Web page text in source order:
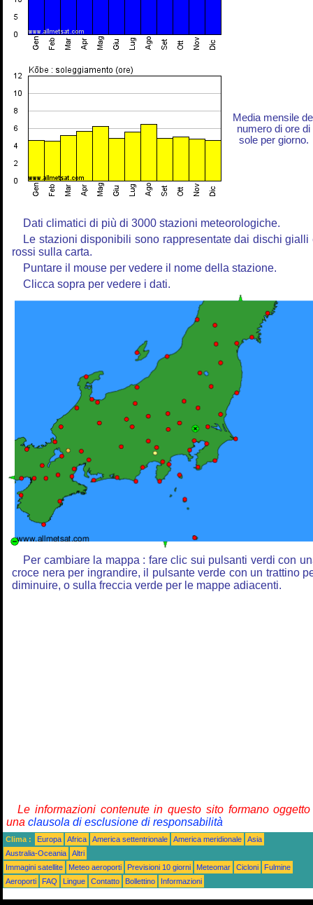
Media mensile
numero di ore di
sole per giorno.
Dati climatici di più di 3000 stazioni meteorologiche.
Le stazioni disponibili sono rappresentate dai dischi gialli
rossi sulla carta.
Puntare il mouse per vedere il nome della stazione.
Clicca sopra per vedere i dati.
Per cambiare la mappa : fare clic sui pulsanti verdi con
croce nera per ingrandire, il pulsante verde con un trattino
diminuire, o sulla freccia verde per le mappe adiacenti.
Le informazioni contenute in questo sito formano
una clausola di esclusione di responsabilità
Clima : Europa Africa America settentrionale America meridionale
Asia
Australia-Oceania
Altri
Immagini satellite
Meteo aeroporti Previsioni 10 giorni Meteomar Cicloni
Fulmine
Aeroporti
FAQ Lingue Contatto Bollettino Informazioni